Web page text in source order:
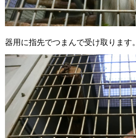
器用に指先でつまんで受け取ります。